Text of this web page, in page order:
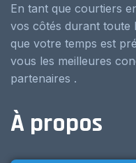
En tant que courtiers
vos côtés durant toute
que votre temps est
vous les meilleures
partenaires .
À propos